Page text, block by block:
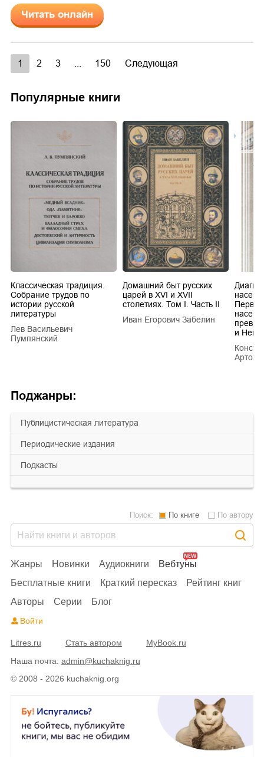
Поджанры:
публицистическая литература
периодические издания
подкасты
Читать онлайн
1 2 3 150 Следующая
Популярные книги
Классическая традиция.
Собрание трудов по
истории русской
литературы
Лев Васильевич
Пумпянский
Домашний быт русских
царей в XVI и XVII
столетиях. Том I. Часть II
Иван Егорович Забелин
и
© 2008 - 2026 kuchaknig.org
Жанры Новинки Аудиокниги
Вебтуны
Бесплатные книги
Краткий пересказ
Рейтинг книг
Авторы
Серии Блог
Поиск: По книге По автору
Войти
Litres.ru Стать автором
MyBook.ru
Наша почта: admin@kuchaknig.ru